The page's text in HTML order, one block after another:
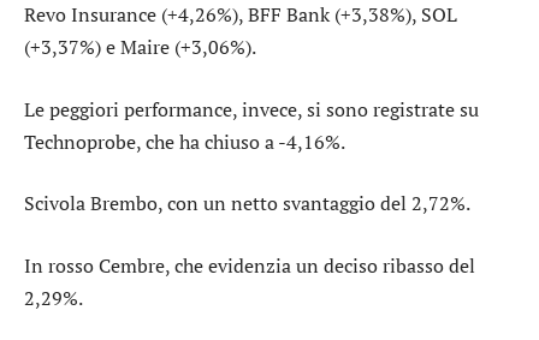
Revo Insurance (+4,26%),BFF Bank(+3,38%), SOL
(+3,37%) eMaire (+3,06%).
Le peggiori performance, invece, si sono registrate su
Technoprobe, che ha chiuso a -4,16%.
ScivolaBrembo, con un netto svantaggio del 2,72%.
In rossoCembre, che evidenzia un deciso ribasso del
2,29%.